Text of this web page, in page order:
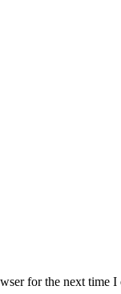
for the next time I